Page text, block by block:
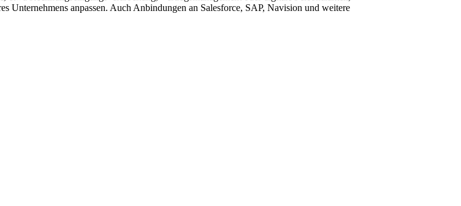
Unternehmens anpassen. Auch Anbindungen an Salesforce, SAP, Navision und weitere